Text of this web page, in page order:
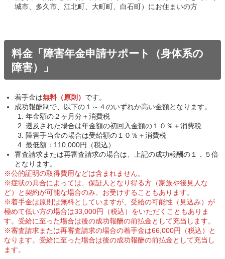
城市、多久市、江北町、大町町、白石町）にお住まいの方
料金「障害年金申請サポート（身体系の
障害）」
着手金は無料（原則） です。
成功報酬制で、以下の１～４のいずれか高い金額となります。
年金額の２ヶ月分＋消費税
遡及された場合は年金額の初回入金額の１０％＋消費税
障害手当金の場合は受給額の１０％＋消費税
最低額：110,000円（税込）
審査請求または再審査請求の場合は、上記の成功報酬の１．５倍
となります。
※公的証明の取得費用などは含まれません。
※症状の具合によっては、保証人となり得る方（家族や後見人な
ど）と契約が可能な場合のみ、お受けすることもあります。
※着手金は原則は無料としていますが、受給の可能性（見込み）が
極めて低い方の場合は33,000円（税込）をいただくこともありま
す。受給に至った場合は後の成功報酬の前払金として充当します。
※審査請求または再審査請求の場合の着手金は66,000円（税込）と
なります。受給に至った場合は後の成功報酬の前払金として充当し
ます。